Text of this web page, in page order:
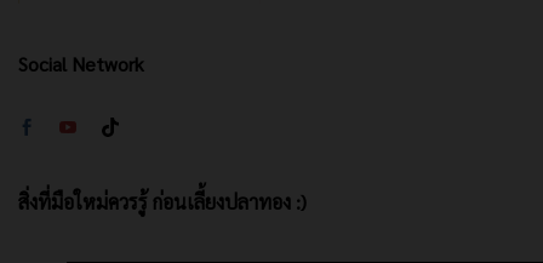
Social Network
สิ่งที่มือใหม่ควรรู้ ก่อนเลี้ยงปลาทอง :)